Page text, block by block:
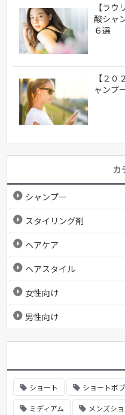
【ラ
酸シャ
６選
【２
ャンプ
カ
シャンプー
スタイリング剤
ヘアケア
ヘアスタイル
女性向け
男性向け
ショート ショートボブ
ミディアム メンズシ